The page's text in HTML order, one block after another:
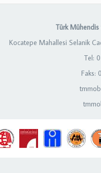
Türk
Kocatepe Mahallesi Selanik
Tel:
Faks: